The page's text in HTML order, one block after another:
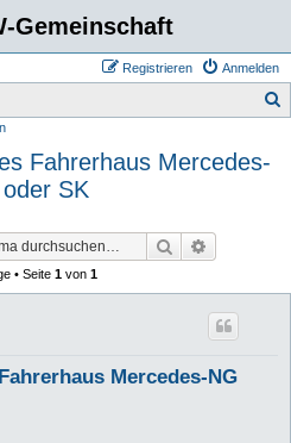
Gemeinschaft
Anmelden
Registrieren
Fahrerhaus Mercedes-
SK
Suche
• Seite 1 von 1
Mercedes-NG